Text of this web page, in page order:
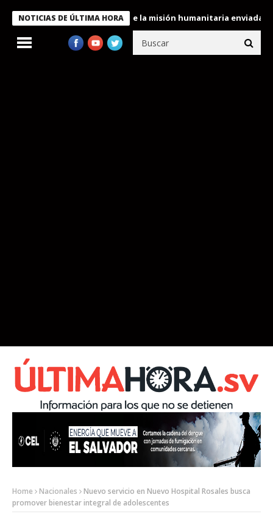
NOTICIAS DE ÚLTIMA HORA
condecora a miembros de la misión humanitaria enviada a
Home Nacionales
Nuevo servicio en Nuevo Hospital Rosales busca
promover bienestar integral de adolescentes